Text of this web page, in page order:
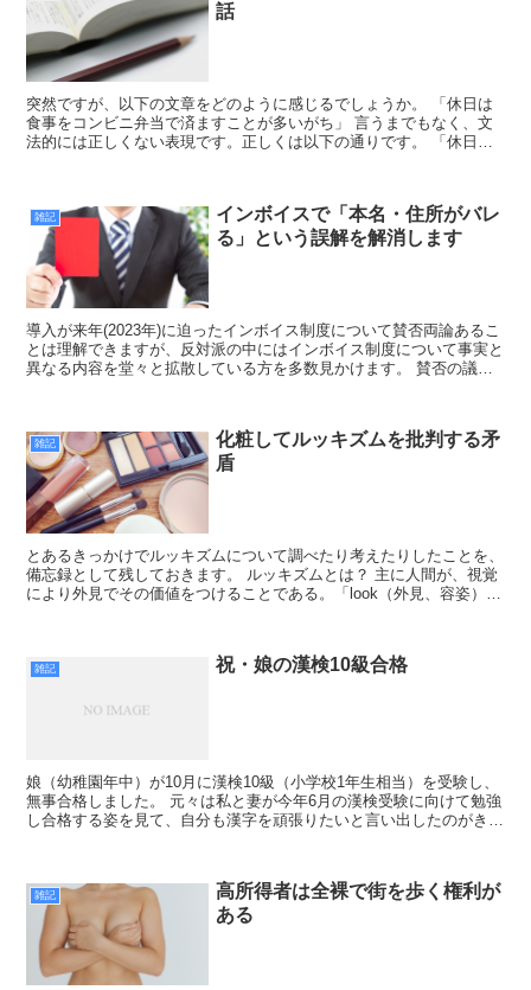
話
突然ですが、以下の文章をどのように感じるでしょうか。 「休日は
食事をコンビニ弁当で済ますことが多いがち」 言うまでもなく、文
法的には正しくない表現です。正しくは以下の通りです。 「休日は
雑記
インボイスで「本名・住所がバレ
る」という誤解を解消します
導入が来年(2023年)に迫ったインボイス制度について賛否両論あるこ
とは理解できますが、反対派の中にはインボイス制度について事実と
異なる内容を堂々と拡散している方を多数見かけます。 賛否の議論
雑記
化粧してルッキズムを批判する矛
盾
とあるきっかけでルッキズムについて調べたり考えたりしたことを、
備忘録として残しておきます。 ルッキズムとは？ 主に人間が、視覚
により外見でその価値をつけることである。「look（外見、容姿）
雑記 祝・娘の漢検10級合格
娘（幼稚園年中）が10月に漢検10級（小学校1年生相当）を受験し、
無事合格しました。 元々は私と妻が今年6月の漢検受験に向けて勉強
し合格する姿を見て、自分も漢字を頑張りたいと言い出したのがきっ
雑記
高所得者は全裸で街を歩く権利が
ある